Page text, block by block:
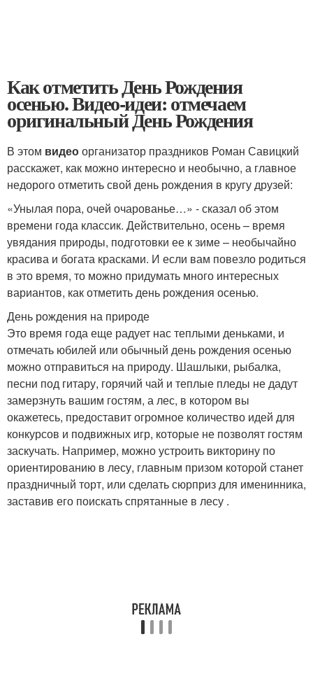
Как отметить День Рождения
осенью. Видео-идеи: отмечаем
оригинальный День Рождения
В этом видеоорганизатор праздников Роман Савицкий
расскажет, как можно интересно и необычно, а главное
недорого отметить свой день рождения в кругу друзей:
«Унылая пора, очей очарованье…» - сказал об этом
времени года классик. Действительно, осень – время
увядания природы, подготовки ее к зиме – необычайно
красива и богата красками. И если вам повезло родиться
в это время, то можно придумать много интересных
вариантов, как отметить день рождения осенью.
День рождения на природе
Это время года еще радует нас теплыми деньками, и
отмечать юбилей или обычный день рождения осенью
можно отправиться на природу. Шашлыки, рыбалка,
песни под гитару, горячий чай и теплые пледы не дадут
замерзнуть вашим гостям, а лес, в котором вы
окажетесь, предоставит огромное количество идей для
конкурсов и подвижных игр, которые не позволят гостям
заскучать. Например, можно устроить викторину по
ориентированию в лесу, главным призом которой станет
праздничный торт, или сделать сюрприз для именинника,
заставив его поискать спрятанные в лесу .